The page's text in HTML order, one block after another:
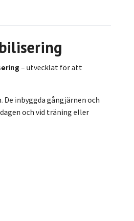
– utvecklat för att
inbyggda gångjärnen och
och vid träning eller